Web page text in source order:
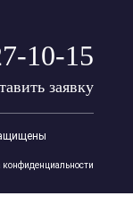
10-15
заявку
конфиденциальности